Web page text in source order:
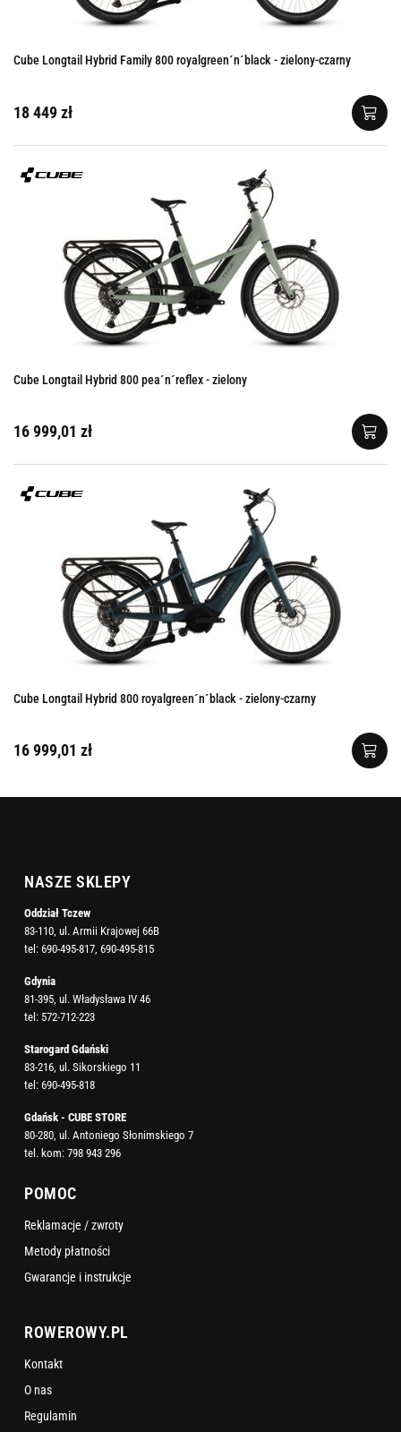
Cube Longtail Hybrid Family 800 royalgreen´n´black - zielony-czarny
18 449 zł
Cube Longtail Hybrid 800 pea´n´reflex - zielony
16 999,01 zł
Cube Longtail Hybrid 800 royalgreen´n´black - zielony-czarny
16 999,01 zł
NASZE SKLEPY
Oddział Tczew
83-110, ul. Armii Krajowej 66B
tel: 690-495-817, 690-495-815
Gdynia
81-395, ul. Władysława IV 46
tel: 572-712-223
Starogard Gdański
83-216, ul. Sikorskiego 11
tel: 690-495-818
Gdańsk - CUBE STORE
80-280, ul. Antoniego Słonimskiego 7
tel. kom: 798 943 296
POMOC
Reklamacje / zwroty
Metody płatności
Gwarancje i instrukcje
ROWEROWY.PL
Kontakt
O nas
Regulamin